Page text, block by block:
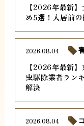
【2026年最新
め5選！入居前
【2026年最新
虫駆除業者ラン
解決
2026.08.04
2026.08.04